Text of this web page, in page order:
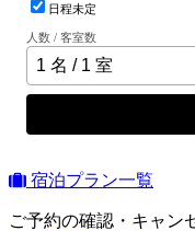
日程未定
人数 / 客室数
宿泊プラン一覧
ご予約の確認・キャン